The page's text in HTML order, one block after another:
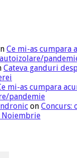
Ce mi-as cumpara
Cateva ganduri
mi-as cumpara
pandemie
on Concurs:
Noiembrie